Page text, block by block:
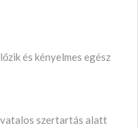
és kényelmes egész
szertartás alatt